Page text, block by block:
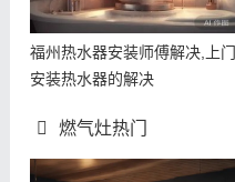
福州热水器安装师傅解决,上门
安装热水器的解决
燃气灶热门